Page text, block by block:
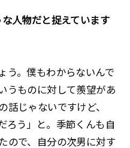
人物だと捉えています
。僕もわからないんで
うものに対して羨望があ
話じゃないですけど、
ろう」と。季節くんも自
ので、自分の次男に対す